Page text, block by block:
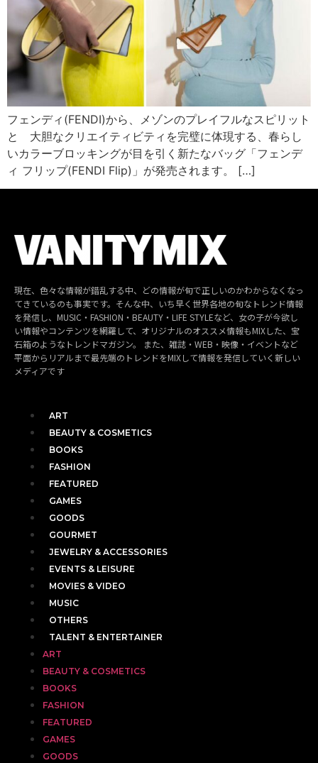
フェンディ(FENDI)から、メゾンのプレイフルなスピリット
と 大胆なクリエイティビティを完璧に体現する、春らし
いカラーブロッキングが目を引く新たなバッグ「フェンデ
ィ フリップ(FENDI Flip)」が発売されます。 […]
現在、色々な情報が錯乱する中、どの情報が旬で正しいのかわからなくなっ
てきているのも事実です。そんな中、いち早く世界各地の旬なトレンド情報
を発信し、MUSIC・FASHION・BEAUTY・LIFE STYLEなど、女の子が今欲し
い情報やコンテンツを網羅して、オリジナルのオススメ情報もMIXした、宝
石箱のようなトレンドマガジン。 また、雑誌・WEB・映像・イベントなど
平面からリアルまで最先端のトレンドをMIXして情報を発信していく新しい
メディアです
ART
BEAUTY & COSMETICS
BOOKS
FASHION
FEATURED
GAMES
GOODS
GOURMET
JEWELRY & ACCESSORIES
EVENTS & LEISURE
MOVIES & VIDEO
MUSIC
OTHERS
TALENT & ENTERTAINER
ART
BEAUTY & COSMETICS
BOOKS
FASHION
FEATURED
GAMES
GOODS